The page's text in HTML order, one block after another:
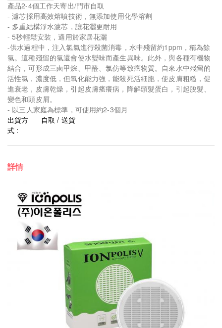
產品2-4個工作天寄出/門市自取
- 濾芯採用高效熔噴技術，無添加使用化學溶劑
- 多重結構淨水濾芯，讓花灑更耐用
- 5秒輕鬆安裝，適用於家居花灑
-供水過程中，注入氯氣進行殺菌消毒，水中殘留約1ppm，稱為餘
氯。這種殘留的氯還會使水變味而產生異味。此外，與各種有機物
結合，可形成三鹵甲烷、甲醛、氯仿等致癌物質。自來水中殘留的
活性氯，濃度低，但氧化能力強，能殺死活細胞，使皮膚粗糙，促
進衰老，皮膚乾燥，引起皮膚瘙癢病，降解頭髮蛋白，引起脫髮、
變色和頭皮屑。
- 以三人家庭為標準，可使用約2-3個月
出貨方
式 :
自取 / 送貨
詳情